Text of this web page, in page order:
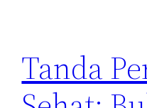
Tanda